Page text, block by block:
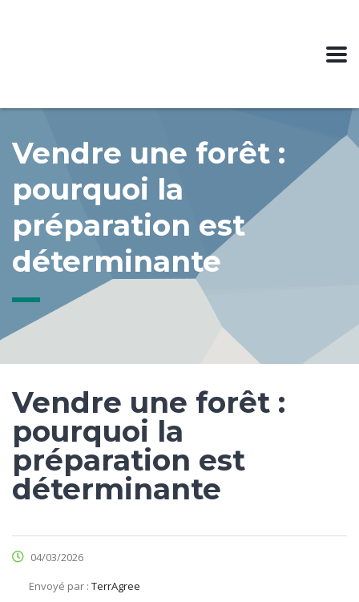
Vendre une forêt :
pourquoi la
préparation est
déterminante
Vendre une forêt :
pourquoi la
préparation est
déterminante
04/03/2026
Envoyé par : TerrAgree